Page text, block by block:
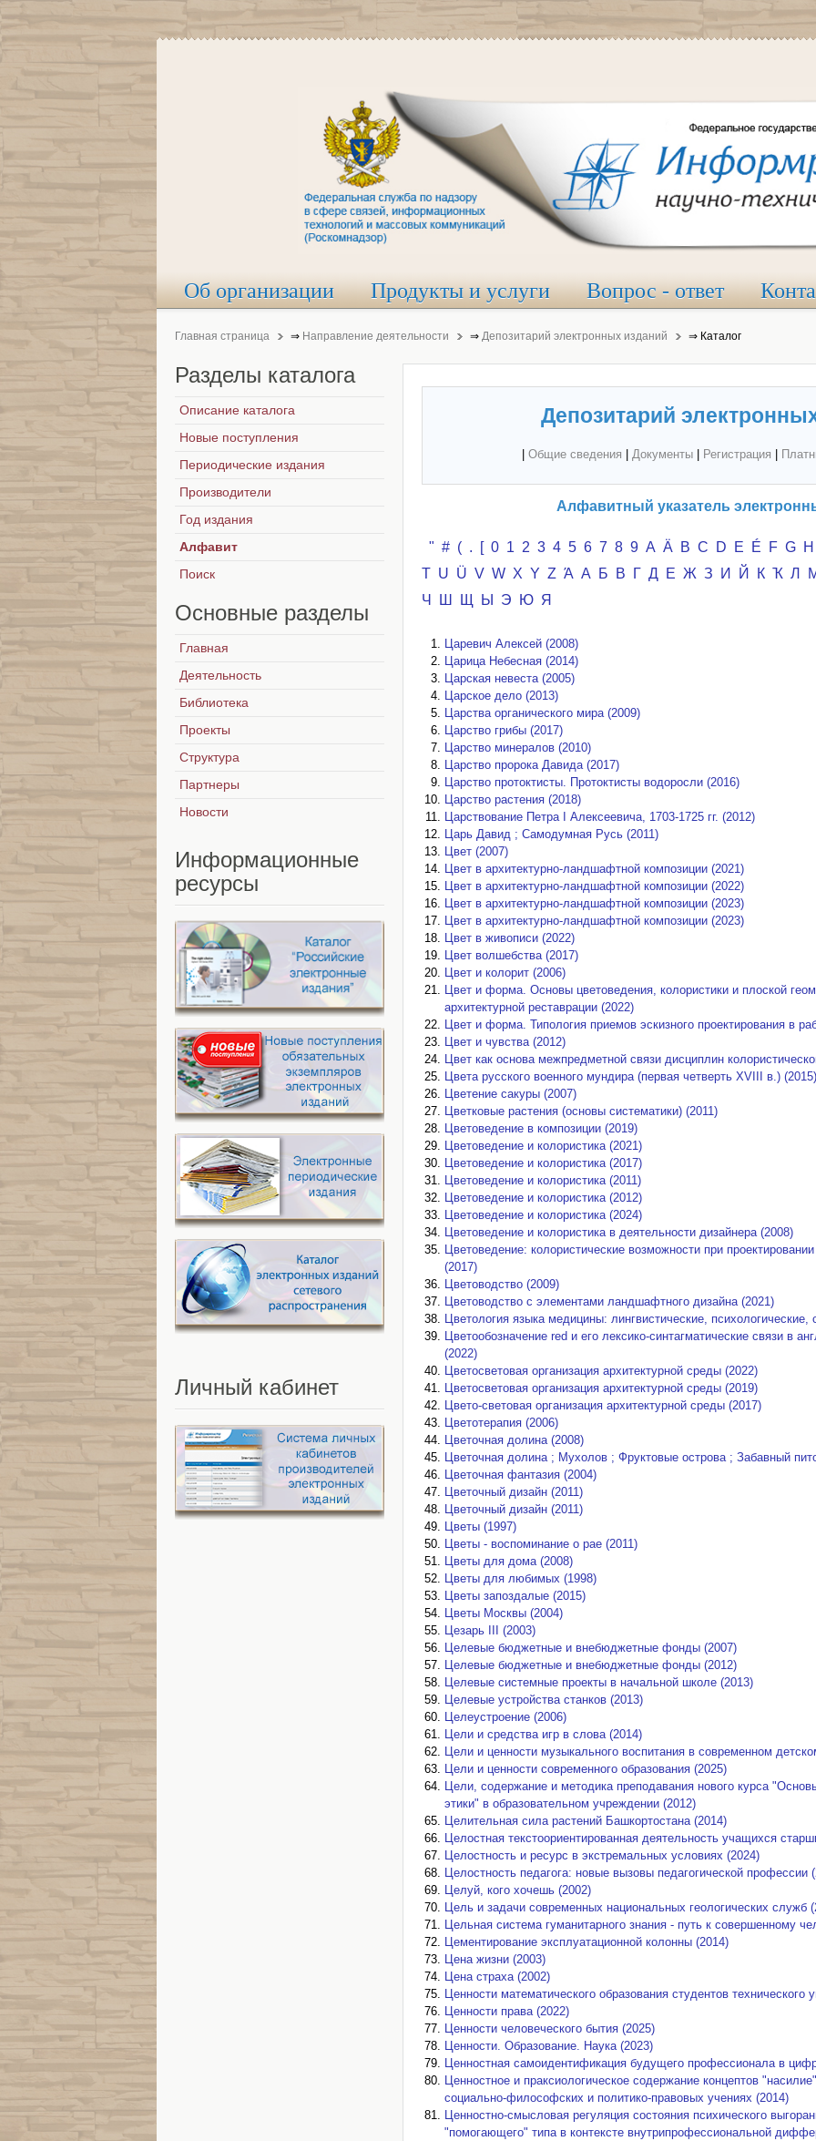
Об организации Продукты и услуги Вопрос - ответ
Главная страница ⇒ Направление деятельности ⇒ Депозитарий электронных изданий ⇒ Каталог
Депозитарий
Общие сведения Документы| Регистрация
Алфавитный указатель
" # ( . [ 0 1 2 3 4 5 6 7 8 9 A Ä B C D E É F G H
T U Ü V W X Y Z Ά А Б В Г Д Е Ж З И Й К Ҡ Л
Ч
Ш Щ Ы Э Ю Я
Царевич Алексей (2008)
Царица Небесная (2014)
Царская невеста (2005)
Царское дело (2013)
Царства органического мира (2009)
Царство грибы (2017)
Царство минералов (2010)
Царство пророка Давида (2017)
Царство протоктисты. Протоктисты водоросли (2016)
Царство растения (2018)
Царствование Петра I Алексеевича, 1703-1725 гг. (2012)
Царь Давид ; Самодумная Русь (2011)
Цвет (2007)
Цвет в архитектурно-ландшафтной композиции (2021)
Цвет в архитектурно-ландшафтной композиции (2022)
Цвет в архитектурно-ландшафтной композиции (2023)
Цвет в архитектурно-ландшафтной композиции (2023)
Цвет в живописи (2022)
Цвет волшебства (2017)
Цвет и колорит (2006)
Цвет и форма. Основы цветоведения, колористики и плоской
архитектурной реставрации (2022)
Цвет и форма. Типология приемов эскизного проектирования в
Цвет и чувства (2012)
Цвет как основа межпредметной связи дисциплин
Цвета русского военного мундира (первая четверть XVIII в.) (2015)
Цветение сакуры (2007)
Цветковые растения (основы систематики) (2011)
Цветоведение в композиции (2019)
Цветоведение и колористика (2021)
Цветоведение и колористика (2017)
Цветоведение и колористика (2011)
Цветоведение и колористика (2012)
Цветоведение и колористика (2024)
Цветоведение и колористика в деятельности дизайнера (2008)
Цветоведение: колористические возможности при
(2017)
Цветоводство (2009)
Цветоводство с элементами ландшафтного дизайна (2021)
Цветология языка медицины: лингвистические,
Цветообозначение red и его лексико-синтагматические связи в
(2022)
Цветосветовая организация архитектурной среды (2022)
Цветосветовая организация архитектурной среды (2019)
Цвето-световая организация архитектурной среды (2017)
Цветотерапия (2006)
Цветочная долина (2008)
Цветочная долина ; Мухолов ; Фруктовые острова ; Забавный
Цветочная фантазия (2004)
Цветочный дизайн (2011)
Цветочный дизайн (2011)
Цветы (1997)
Цветы - воспоминание о рае (2011)
Цветы для дома (2008)
Цветы для любимых (1998)
Цветы запоздалые (2015)
Цветы Москвы (2004)
Цезарь III (2003)
Целевые бюджетные и внебюджетные фонды (2007)
Целевые бюджетные и внебюджетные фонды (2012)
Целевые системные проекты в начальной школе (2013)
Целевые устройства станков (2013)
Целеустроение (2006)
Цели и средства игр в слова (2014)
Цели и ценности музыкального воспитания в современном
Цели и ценности современного образования (2025)
Цели, содержание и методика преподавания нового курса
этики" в образовательном учреждении (2012)
Целительная сила растений Башкортостана (2014)
Целостная текстоориентированная деятельность учащихся
Целостность и ресурс в экстремальных условиях (2024)
Целостность педагога: новые вызовы педагогической профессии
Целуй, кого хочешь (2002)
Цель и задачи современных национальных геологических служб
Цельная система гуманитарного знания - путь к совершенному
Цементирование эксплуатационной колонны (2014)
Цена жизни (2003)
Цена страха (2002)
Ценности математического образования студентов технического
Ценности права (2022)
Ценности человеческого бытия (2025)
Ценности. Образование. Наука (2023)
Ценностная самоидентификация будущего профессионала в
Ценностное и праксиологическое содержание концептов
социально-философских и политико-правовых учениях (2014)
Ценностно-смысловая регуляция состояния психического
"помогающего" типа в контексте внутрипрофессиональной
Разделы каталога
Описание каталога
Новые поступления
Периодические издания
Производители
Год издания
Алфавит
Поиск
Основные разделы
Главная
Деятельность
Библиотека
Проекты
Структура
Партнеры
Новости
Информационные
ресурсы
Личный кабинет